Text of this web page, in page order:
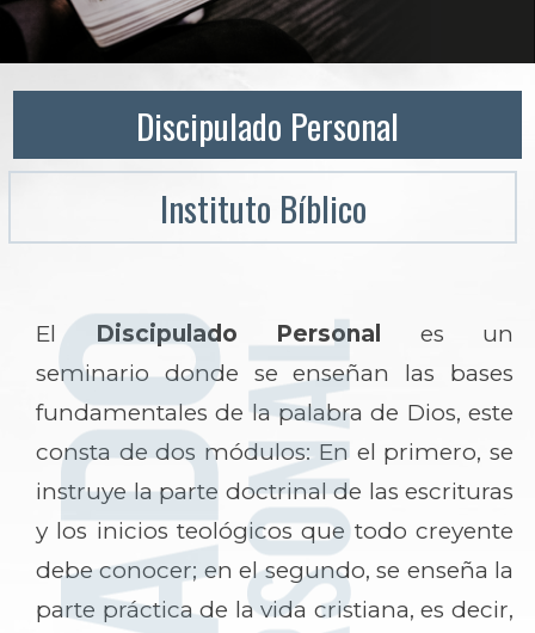
Discipulado Personal
Instituto Bíblico
El Discipulado Personal
es un
seminario donde se enseñan las bases
fundamentales de la palabra de Dios, este
consta de dos módulos: En el primero, se
instruye la parte doctrinal de las escrituras
y los inicios teológicos que todo creyente
debe conocer; en el segundo, se enseña la
parte práctica de la vida cristiana, es decir,